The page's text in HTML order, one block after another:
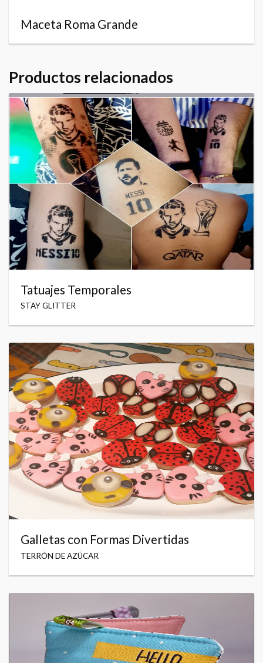
Maceta Roma Grande
Productos relacionados
Tatuajes Temporales
STAY GLITTER
Galletas con Formas Divertidas
TERRÓN DE AZÚCAR